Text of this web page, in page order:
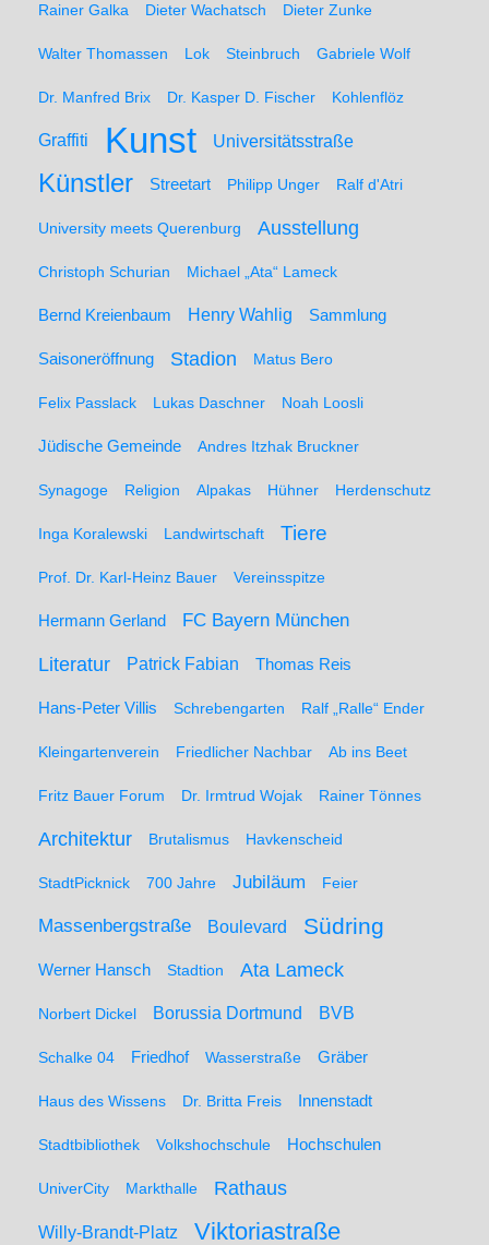
Rainer Galka Dieter Wachatsch Dieter Zunke
Walter Thomassen Lok Steinbruch Gabriele Wolf
Dr. Manfred Brix Dr. Kasper D. Fischer Kohlenflöz
Graffiti Kunst Universitätsstraße
Künstler Streetart Philipp Unger Ralf d'Atri
University meets Querenburg Ausstellung
Christoph Schurian Michael „Ata“ Lameck
Bernd Kreienbaum Henry Wahlig Sammlung
Saisoneröffnung Stadion Matus Bero
Felix Passlack Lukas Daschner Noah Loosli
Jüdische Gemeinde Andres Itzhak Bruckner
Synagoge Religion Alpakas Hühner Herdenschutz
Inga Koralewski Landwirtschaft Tiere
Prof. Dr. Karl-Heinz Bauer Vereinsspitze
Hermann Gerland FC Bayern München
Literatur Patrick Fabian Thomas Reis
Hans-Peter Villis Schrebengarten Ralf „Ralle“ Ender
Kleingartenverein Friedlicher Nachbar Ab ins Beet
Fritz Bauer Forum Dr. Irmtrud Wojak Rainer Tönnes
Architektur Brutalismus Havkenscheid
StadtPicknick 700 Jahre Jubiläum Feier
Massenbergstraße Boulevard Südring
Werner Hansch Stadtion Ata Lameck
Norbert Dickel Borussia Dortmund BVB
Schalke 04 Friedhof Wasserstraße Gräber
Haus des Wissens Dr. Britta Freis Innenstadt
Stadtbibliothek Volkshochschule Hochschulen
UniverCity Markthalle Rathaus
Willy-Brandt-Platz Viktoriastraße